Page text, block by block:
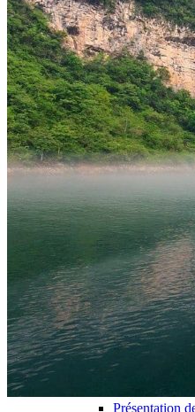
Circuits
Organisation
Circuits sur
Nos Petits
Ambiance
Classique et
Culture &
Nature et
Famille et
Trekking et
Luxe et
Où et quand partir ?
Printemps
Eté
Automne
Hiver
Infos pratiques
Notre agence
Notre agence
Réseau Asian
Garanties et
Avis de nos
Voyages
Voyage
La Chine & ses
Présentation